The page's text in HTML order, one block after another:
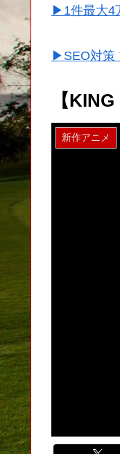
▶1件最大4
▶SEO対策
【
新作アニメ